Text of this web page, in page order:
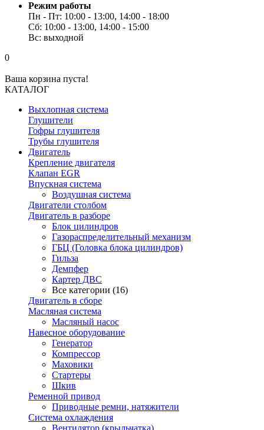
Режим работы
Пн - Пт: 10:00 - 13:00, 14:00 - 18:00
Сб: 10:00 - 13:00, 14:00 - 15:00
Вс: выходной
0
Ваша корзина пуста!
КАТАЛОГ
Выхлопная система
Глушители
Гофры глушителя
Трубы глушителя
Двигатель
Крепление двигателя
Клапан EGR
Впускная система
Воздушная система
Двигатели столбом
Двигатель в разборе
Блок цилиндров
Газораспределительный механизм
ГБЦ (Головка блока цилиндров)
Гильза
Демпфер
Картер ДВС
Все категории (16)
Двигатель в сборе
Масляная система
Масляный насос
Навесное оборудование
Генератор
Компрессор
Маховики
Стартеры
Шкив
Ременной привод
Приводные ремни, натяжители
Система охлаждения
Вентилятор (крыльчатка)